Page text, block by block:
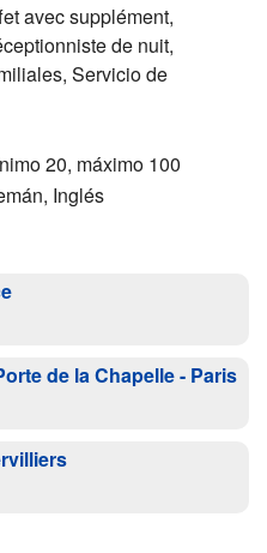
avec supplément,
de nuit,
Servicio de
20, máximo 100
Inglés
de la Chapelle - Paris